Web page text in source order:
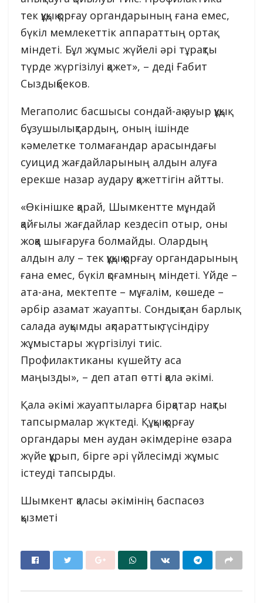
тек құқық қорғау органдарының ғана емес,
бүкіл мемлекеттік аппараттың ортақ
міндеті. Бұл жұмыс жүйелі әрі тұрақты
түрде жүргізілуі қажет», – деді Ғабит
Сыздықбеков.
Мегаполис басшысы сондай-ақ ауыр құқық
бұзушылықтардың, оның ішінде
кәмелетке толмағандар арасындағы
суицид жағдайларының алдын алуға
ерекше назар аудару қажеттігін айтты.
«Өкінішке қарай, Шымкентте мұндай
қайғылы жағдайлар кездесіп отыр, оны
жоққа шығаруға болмайды. Олардың
алдын алу – тек құқық қорғау органдарының
ғана емес, бүкіл қоғамның міндеті. Үйде –
ата-ана, мектепте – мұғалім, көшеде –
әрбір азамат жауапты. Сондықтан барлық
салада ауқымды ақпараттық-түсіндіру
жұмыстары жүргізілуі тиіс.
Профилактиканы күшейту аса
маңызды», – деп атап өтті қала әкімі.
Қала әкімі жауаптыларға бірқатар нақты
тапсырмалар жүктеді. Құқық қорғау
органдары мен аудан әкімдеріне өзара
жүйе құрып, бірге әрі үйлесімді жұмыс
істеуді тапсырды.
Шымкент қаласы әкімінің баспасөз
қызметі